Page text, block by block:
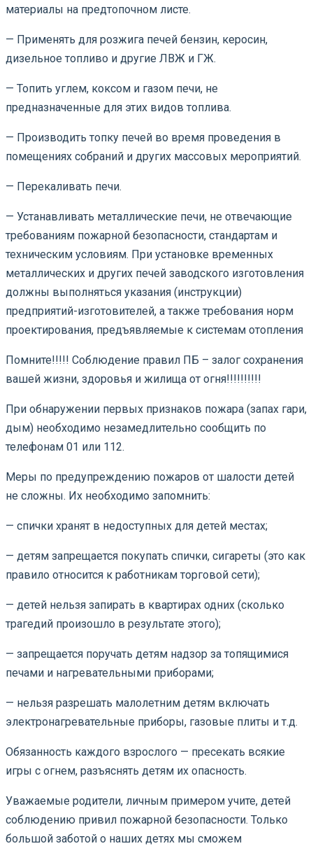
материалы на предтопочном листе.
— Применять для розжига печей бензин, керосин,
дизельное топливо и другие ЛВЖ и ГЖ.
— Топить углем, коксом и газом печи, не
предназначенные для этих видов топлива.
— Производить топку печей во время проведения в
помещениях собраний и других массовых мероприятий.
— Перекаливать печи.
— Устанавливать металлические печи, не отвечающие
требованиям пожарной безопасности, стандартам и
техническим условиям. При установке временных
металлических и других печей заводского изготовления
должны выполняться указания (инструкции)
предприятий-изготовителей, а также требования норм
проектирования, предъявляемые к системам отопления
Помните!!!!! Соблюдение правил ПБ – залог сохранения
вашей жизни, здоровья и жилища от огня!!!!!!!!!!
При обнаружении первых признаков пожара (запах гари,
дым) необходимо незамедлительно сообщить по
телефонам 01 или 112.
Меры по предупреждению пожаров от шалости детей
не сложны. Их необходимо запомнить:
— спички хранят в недоступных для детей местах;
— детям запрещается покупать спички, сигареты (это как
правило относится к работникам торговой сети);
— детей нельзя запирать в квартирах одних (сколько
трагедий произошло в результате этого);
— запрещается поручать детям надзор за топящимися
печами и нагревательными приборами;
— нельзя разрешать малолетним детям включать
электронагревательные приборы, газовые плиты и т.д.
Обязанность каждого взрослого — пресекать всякие
игры с огнем, разъяснять детям их опасность.
Уважаемые родители, личным примером учите, детей
соблюдению привил пожарной безопасности. Только
большой заботой о наших детях мы сможем